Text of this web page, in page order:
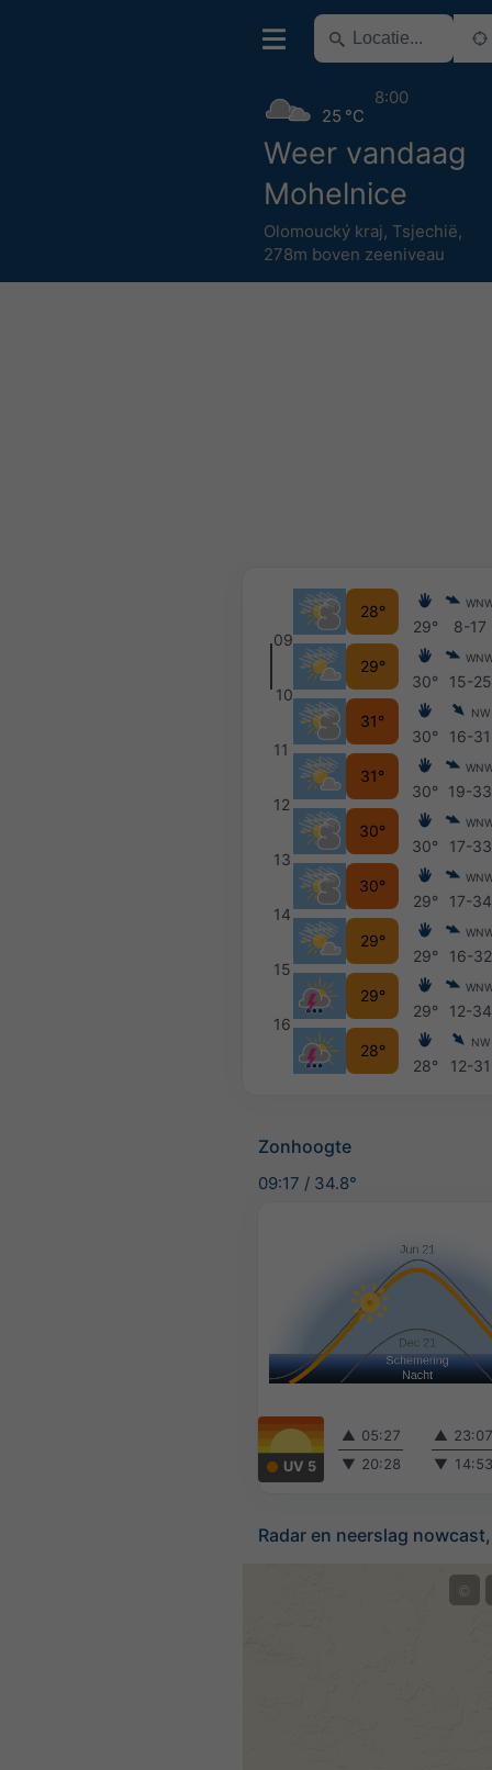
Weer vandaag
Mohelnice
Olomoucký kraj, Tsjechië,
278m boven zeeniveau
25 °C
8:00
09
10
11
12
13
14
15
16
28°
29°
31°
31°
30°
30°
29°
29°
28°
29°
30°
30°
30°
30°
29°
29°
29°
28°
8-17
15-25
NW
16-31
19-33
17-33
17-34
16-32
12-34
NW
12-31
Zonhoogte
09:17 / 34.8°
UV 5
▲ 05:27
▼ 20:28
▲
▼
Radar en neerslag
©